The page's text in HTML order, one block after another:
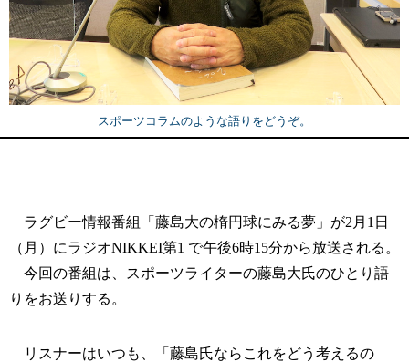
スポーツコラムのような語りをどうぞ。
ラグビー情報番組「藤島大の楕円球にみる夢」が2月1日
（月）にラジオNIKKEI第1 で午後6時15分から放送される。
今回の番組は、スポーツライターの藤島大氏のひとり語
りをお送りする。
リスナーはいつも、「藤島氏ならこれをどう考えるの